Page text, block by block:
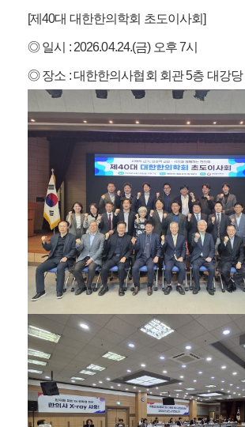
본문
[제40대 대한한의학회 초도이사회]
◎ 일시 : 2026.04.24.(금) 오후 7시
◎ 장소 : 대한한의사협회 회관 5층 대강당